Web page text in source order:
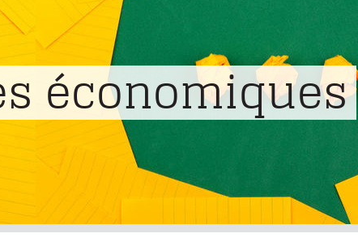
économiques